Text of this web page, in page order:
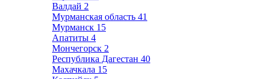
Валдай 2
Мурманская область 41
Мурманск 15
Апатиты 4
Мончегорск 2
Республика Дагестан 40
Махачкала 15